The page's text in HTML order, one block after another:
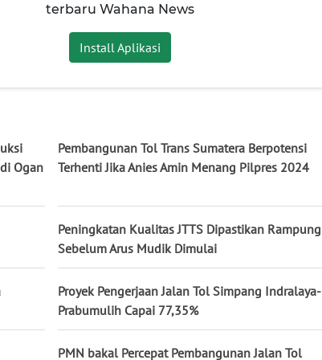
terbaru Wahana News
Install Aplikasi
Ogan
Pembangunan Tol Trans Sumatera Berpotensi
Terhenti Jika Anies Amin Menang Pilpres 2024
Peningkatan Kualitas JTTS Dipastikan Rampung
Sebelum Arus Mudik Dimulai
Proyek Pengerjaan Jalan Tol Simpang Indralaya-
Prabumulih Capai 77,35%
PMN bakal Percepat Pembangunan Jalan Tol